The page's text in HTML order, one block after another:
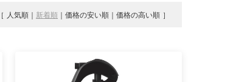
人気順 新着順 価格の安い順 価格の高い順